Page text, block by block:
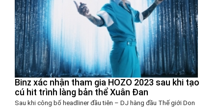
Binz xác nhận tham gia HOZO 2023 sau khi tạo
cú hit trình làng bản thể Xuân Đan
Sau khi công bố headliner đầu tiên – DJ hàng đầu Thế giới Don